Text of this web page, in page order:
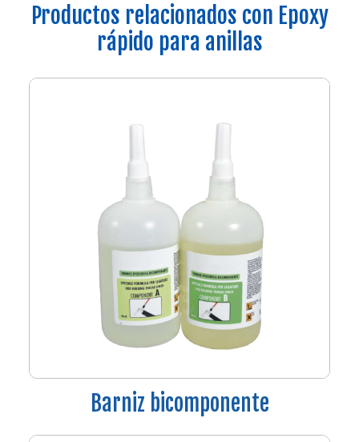
Productos relacionados con Epoxy
rápido para anillas
Barniz bicomponente